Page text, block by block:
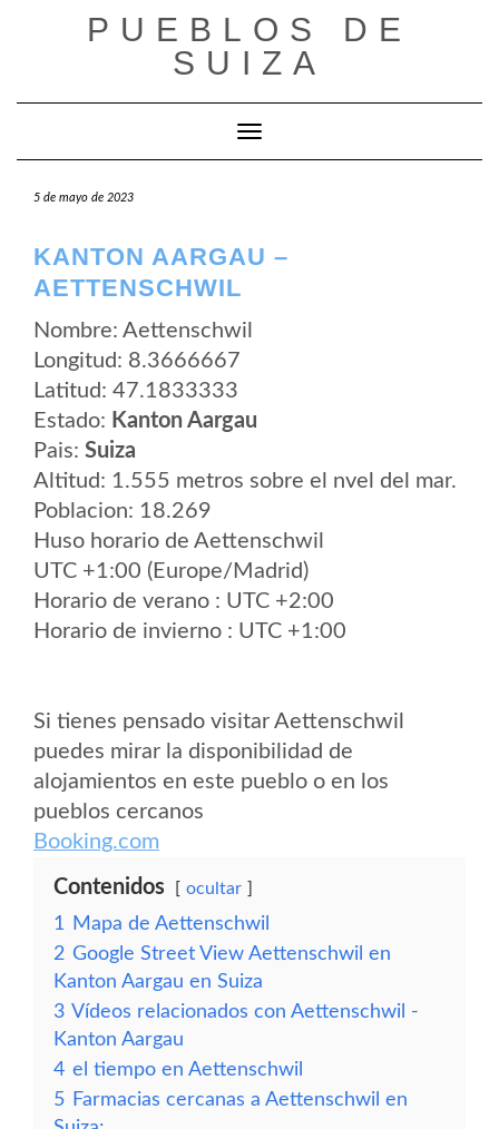
PUEBLOS DE
SUIZA
Cambiar modo de navegación
5 de mayo de 2023
KANTON AARGAU –
AETTENSCHWIL
Nombre: Aettenschwil
Longitud: 8.3666667
Latitud: 47.1833333
Estado: Kanton Aargau
Pais: Suiza
Altitud: 1.555 metros sobre el nvel del mar.
Poblacion: 18.269
Huso horario de Aettenschwil
UTC +1:00 (Europe/Madrid)
Horario de verano : UTC +2:00
Horario de invierno : UTC +1:00
Si tienes pensado visitar Aettenschwil
puedes mirar la disponibilidad de
alojamientos en este pueblo o en los
pueblos cercanos
Booking.com
Contenidos ocultar
1
Mapa de Aettenschwil
2 Google Street View Aettenschwil en
Kanton Aargau en Suiza
3 Vídeos relacionados con Aettenschwil -
Kanton Aargau
4 el tiempo en Aettenschwil
5 Farmacias cercanas a Aettenschwil en